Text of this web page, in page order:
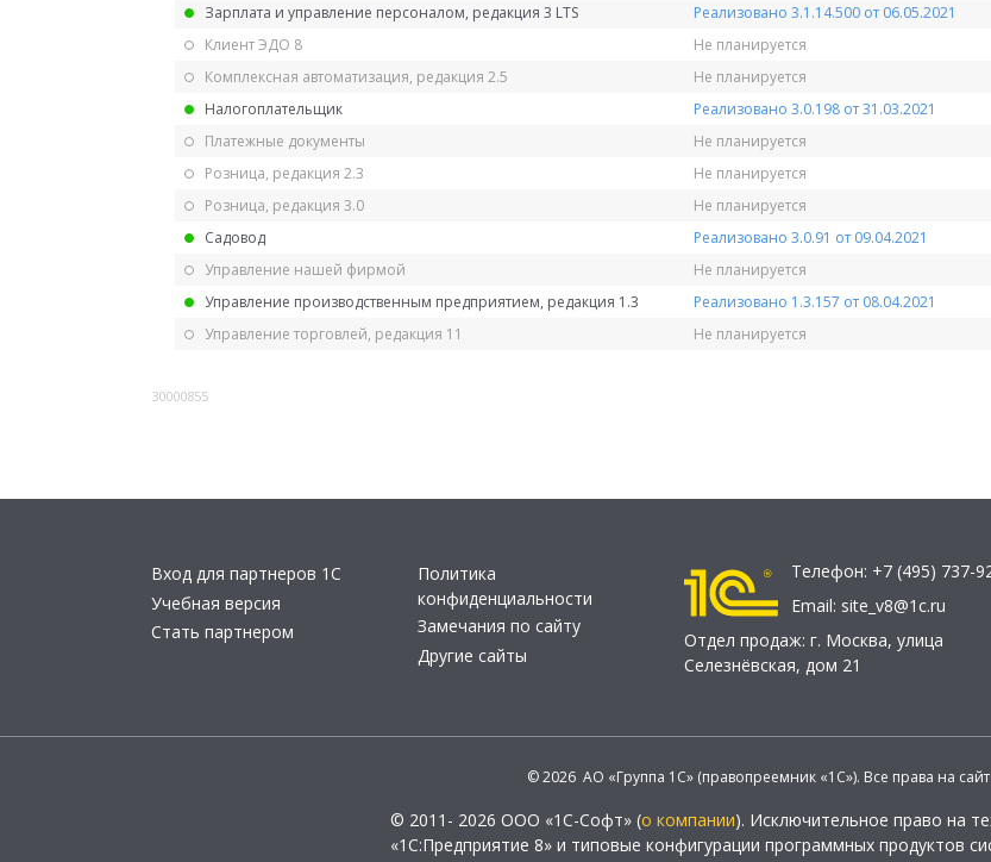
Зарплата и управление персоналом, редакция 3 LTS
Реализовано 3.1.14.500 от 06.05.2021
Клиент ЭДО 8
Не планируется
Комплексная автоматизация, редакция 2.5
Не планируется
Налогоплательщик
Реализовано 3.0.198 от 31.03.2021
Платежные документы
Не планируется
Розница, редакция 2.3
Не планируется
Розница, редакция 3.0
Не планируется
Садовод
Реализовано 3.0.91 от 09.04.2021
Управление нашей фирмой
Не планируется
Управление производственным предприятием, редакция 1.3
Реализовано 1.3.157 от 08.04.2021
Управление торговлей, редакция 11
Не планируется
30000855
Вход для партнеров 1С
Учебная версия
Стать партнером
Политика
конфиденциальности
Замечания по сайту
Другие сайты
Телефон: +7 (495) 737-
Email: site_v8@1c.ru
Отдел продаж: г. Москва, улица
Селезнёвская, дом 21
© 2026 АО «Группа 1С» (правопреемник «1С»). Все права на
© 2011- 2026 ООО «1С-Софт» (о компании). Исключительное право на
«1С:Предприятие 8» и типовые конфигурации программных продуктов